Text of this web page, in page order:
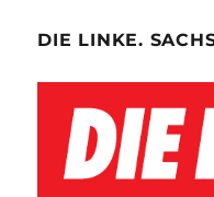
DIE LINKE.